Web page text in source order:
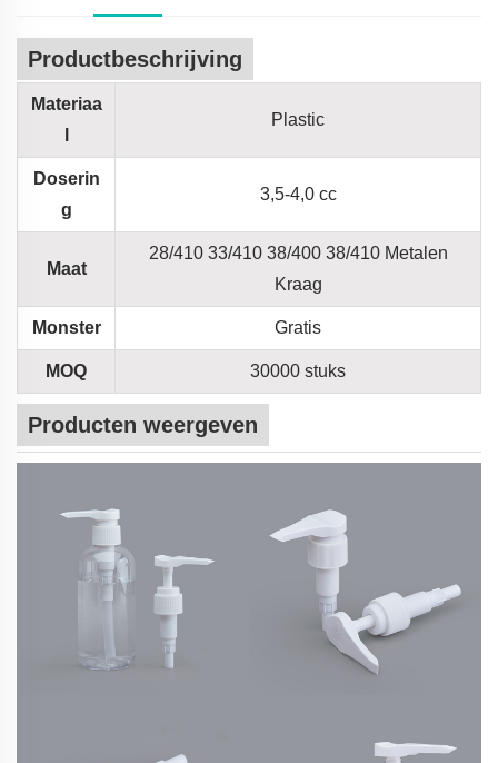
Productbeschrijving
Materiaa
Plastic
Doserin
g
3,5-4,0 cc
Maat
28/410 33/410 38/400 38/410 Metalen
Kraag
Monster Gratis
MOQ 30000 stuks
Producten weergeven